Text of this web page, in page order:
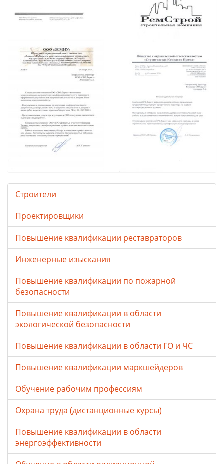
Строители
Проектировщики
Повышение квалификации реставраторов
Инженерные изыскания
Повышение квалификации по пожарной
безопасности
Повышение квалификации в области
экологической безопасности
Повышение квалификации в области ГО и ЧС
Повышение квалификации маркшейдеров
Обучение рабочим профессиям
Охрана труда (дистанционные курсы)
Повышение квалификации в области
энергоэффективности